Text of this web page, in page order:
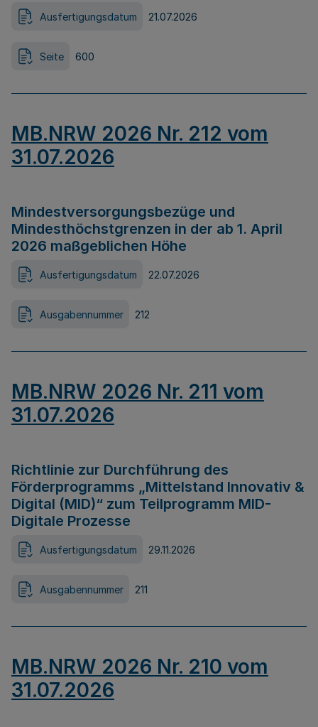
Ausfertigungsdatum 21.07.2026
Seite 600
MB.NRW 2026 Nr. 212 vom
31.07.2026
Mindestversorgungsbezüge und
Mindesthöchstgrenzen in der ab 1. April
2026 maßgeblichen Höhe
Ausfertigungsdatum 22.07.2026
Ausgabennummer 212
MB.NRW 2026 Nr. 211 vom
31.07.2026
Richtlinie zur Durchführung des
Förderprogramms „Mittelstand Innovativ &
Digital (MID)“ zum Teilprogramm MID-
Digitale Prozesse
Ausfertigungsdatum 29.11.2026
Ausgabennummer 211
MB.NRW 2026 Nr. 210 vom
31.07.2026